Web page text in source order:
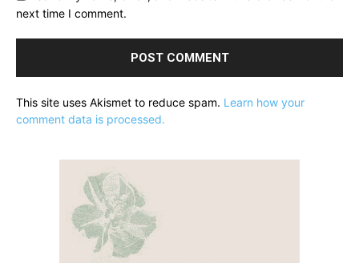
next time I comment.
This site uses Akismet to reduce spam. Learn how your
comment data is processed.